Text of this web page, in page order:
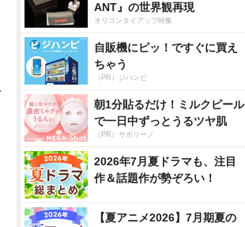
ANT』の世界観再現
オリコンタイアップ特集
自販機にピッ！ですぐに買え
ちゃう
（PR）ジハンピ
朝1分貼るだけ！ミルクピール
で一日中ずっとうるツヤ肌
（PR）サボリーノ
2026年7月夏ドラマも、注目
作＆話題作が勢ぞろい！
【夏アニメ2026】7月期夏の